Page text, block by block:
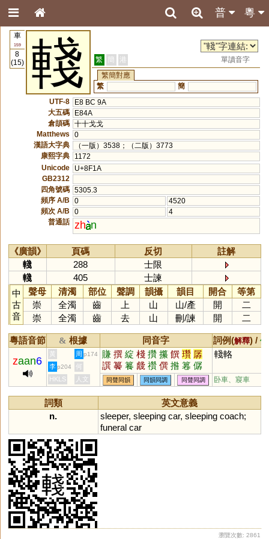
粵
普
車
159
8
(15)
輚 繁 簡 港
單讀音字
繁簡對應
繁
簡
UTF-8
E8 BC 9A
大五碼
E84A
倉頡碼 十十戈戈
Matthews
0
漢語大字典
（一版）3538；（二版）3773
康熙字典
1172
Unicode
U+8F1A
GB2312
四角號碼 5305.3
頻序 A/B
0
4520
頻次 A/B
0
4
普通話 zh n
《廣韻》 頁碼 反切
註解
輚
288
士限
輚
405
士諫
中
古
音
聲母 清濁 部位 聲調 韻攝 韻目 開合
等第
崇
全濁 齒 上 山 山/產 開
二
崇
全濁 齒 去 山 刪/諫 開 二
粵語音節 & 根據 同音字 詞例(解釋) /
zaan6
黃 周 p174 賺 撰 綻 棧 攢 攥 饌 瓚 孱
譔 䉵 籑 虥 禶 僎 揝 篹 僝
轏
輚輅
李 p204
何
HKLS
人文 同聲同韻 同韻同調 同聲同調 卧車、寢車
詞類
英文意義
n.
sleeper, sleeping car, sleeping coach;
funeral car
瀏覽次數: 2861